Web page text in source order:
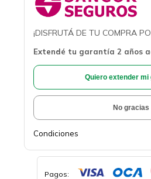
¡DISFRUTÁ DE TU COMPRA
Extendé tu garantía 2 años
Quiero extender mi
No gracias
Condiciones
Pagos: